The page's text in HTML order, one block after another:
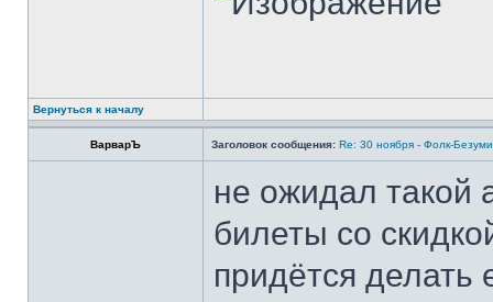
Вернуться к началу
ВарварЪ Заголовок сообщения: Re: 30 ноября - Фолк-
не ожидал такой
билеты со
придётся делать